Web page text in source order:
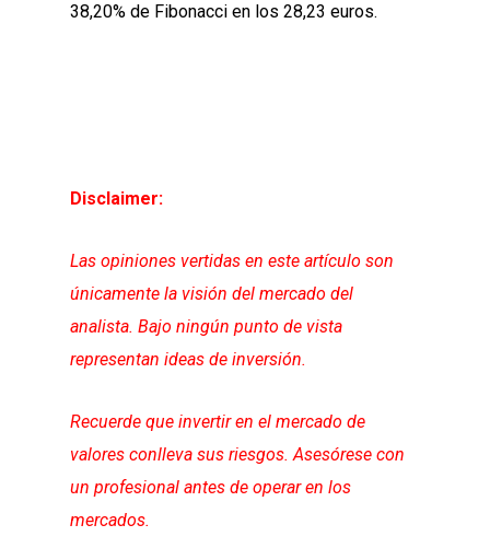
38,20% de Fibonacci en los 28,23 euros.
Disclaimer:
Las opiniones vertidas en este artículo son
únicamente la visión del mercado del
analista. Bajo ningún punto de vista
representan ideas de inversión.
Recuerde que invertir en el mercado de
valores conlleva sus riesgos. Asesórese con
un profesional antes de operar en los
mercados.